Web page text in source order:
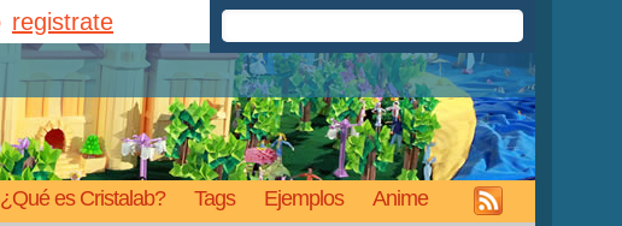
¿Qué es Cristalab? Tags Ejemplos Anime
registrate